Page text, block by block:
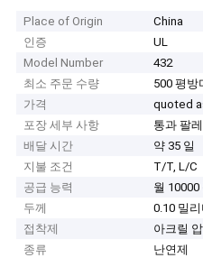
Place of Origin
China
인증
UL
Model Number
432
최소 주문 수량
500 평방
가격
quoted
포장 세부 사항
통과 팔
배달 시간
약 35 일
지불 조건
T/T, L/C
공급 능력
월 10000
두께
0.10 밀
접착제
아크릴
종류
난연제